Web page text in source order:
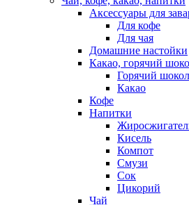
Аксессуары для
Для кофе
Для чая
Домашние настойки
Какао, горячий
Горячий
Какао
Кофе
Напитки
Кисель
Компот
Смузи
Сок
Цикорий
Чай